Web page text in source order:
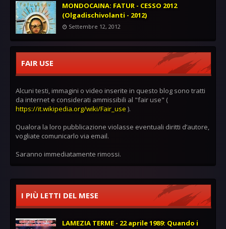
MONDOCAINA: FATUR - CESSO 2012
(Olgadischivolanti - 2012)
Settembre 12, 2012
FAIR USE
Alcuni testi, immagini o video inserite in questo blog sono tratti
da internet e considerati ammissibili al "fair use" (
https://it.wikipedia.org/wiki/Fair_use ).
Qualora la loro pubblicazione violasse eventuali diritti d’autore,
vogliate comunicarlo via email.
Saranno immediatamente rimossi.
I PIÙ LETTI DEL MESE
LAMEZIA TERME - 22 aprile 1989: Quando i